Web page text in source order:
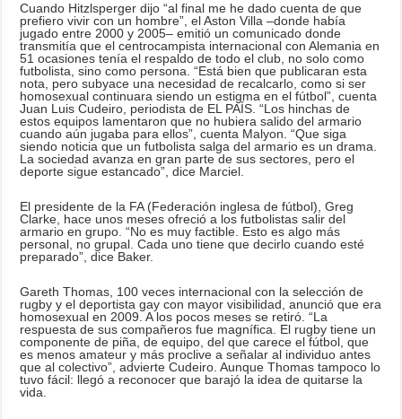
Cuando Hitzlsperger dijo “al final me he dado cuenta de que
prefiero vivir con un hombre”, el Aston Villa –donde había
jugado entre 2000 y 2005– emitió un comunicado donde
transmitía que el centrocampista internacional con Alemania en
51 ocasiones tenía el respaldo de todo el club, no solo como
futbolista, sino como persona. “Está bien que publicaran esta
nota, pero subyace una necesidad de recalcarlo, como si ser
homosexual continuara siendo un estigma en el fútbol”, cuenta
Juan Luis Cudeiro, periodista de EL PAÍS. “Los hinchas de
estos equipos lamentaron que no hubiera salido del armario
cuando aún jugaba para ellos”, cuenta Malyon. “Que siga
siendo noticia que un futbolista salga del armario es un drama.
La sociedad avanza en gran parte de sus sectores, pero el
deporte sigue estancado”, dice Marciel.
El presidente de la FA (Federación inglesa de fútbol), Greg
Clarke, hace unos meses ofreció a los futbolistas salir del
armario en grupo. “No es muy factible. Esto es algo más
personal, no grupal. Cada uno tiene que decirlo cuando esté
preparado”, dice Baker.
Gareth Thomas, 100 veces internacional con la selección de
rugby y el deportista gay con mayor visibilidad, anunció que era
homosexual en 2009. A los pocos meses se retiró. “La
respuesta de sus compañeros fue magnífica. El rugby tiene un
componente de piña, de equipo, del que carece el fútbol, que
es menos amateur y más proclive a señalar al individuo antes
que al colectivo”, advierte Cudeiro. Aunque Thomas tampoco lo
tuvo fácil: llegó a reconocer que barajó la idea de quitarse la
vida.